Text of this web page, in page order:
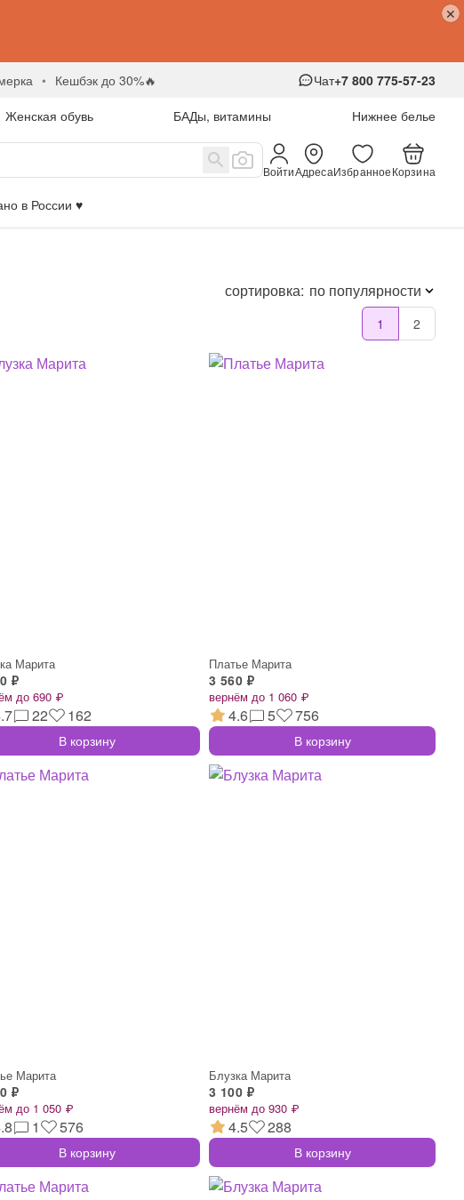
кешбэк до 30%🔥 Чат+7 800 775-57-23
Женская обувь БАДы, витамины Нижнее белье
ВойтиАдресаИзбранноеКорзина
в России ♥️
сортировка: по популярности
1 2
Марита
₽
до 690 ₽
22 162
В корзину
Платье Марита
3 560 ₽
вернём до 1 060 ₽
4.6 5 756
В корзину
Марита
₽
до 1 050 ₽
1 576
В корзину
Блузка Марита
3 100 ₽
вернём до 930 ₽
4.5 288
В корзину